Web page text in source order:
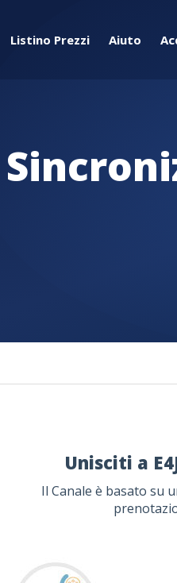
Listino Prezzi Aiuto
Unisciti a
Il Canale è basato su